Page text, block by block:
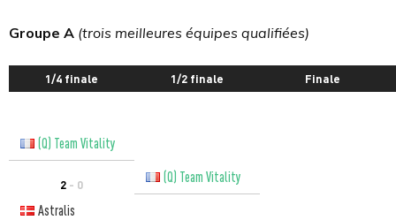
Groupe A (trois meilleures équipes qualifiées)
1/4 finale 1/2 finale Finale
(Q) Team Vitality
2 - 0
(Q) Team Vitality
Astralis